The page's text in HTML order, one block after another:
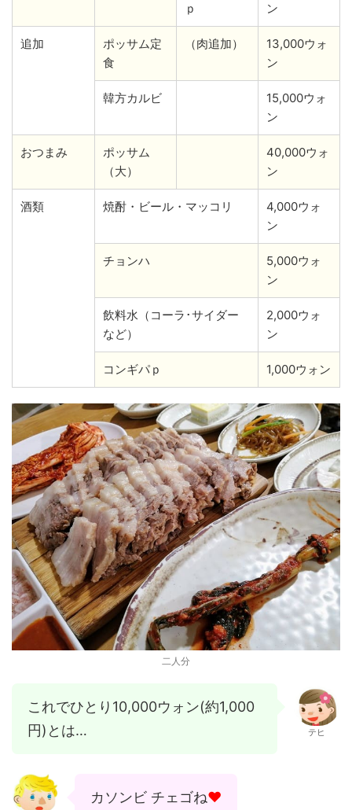
ｐ
ン
追加
ポッサム定
食
（肉追加）
13,000ウォ
ン
韓方カルビ
15,000ウォ
ン
おつまみ
ポッサム
（大）
40,000ウォ
ン
酒類 焼酎・ビール・マッコリ
4,000ウォ
ン
チョンハ
5,000ウォ
ン
飲料水（コーラ･サイダー
など）
2,000ウォ
ン
コンギパｐ 1,000ウォン
二人分
これでひとり10,000ウォン(約1,000
円)とは…
テヒ
カソンビ チェゴね♥